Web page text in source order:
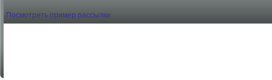
Посмотреть пример рассылки